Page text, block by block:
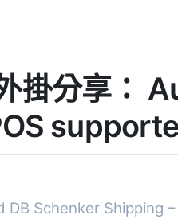
掛分享：
DB Schenker Shipping